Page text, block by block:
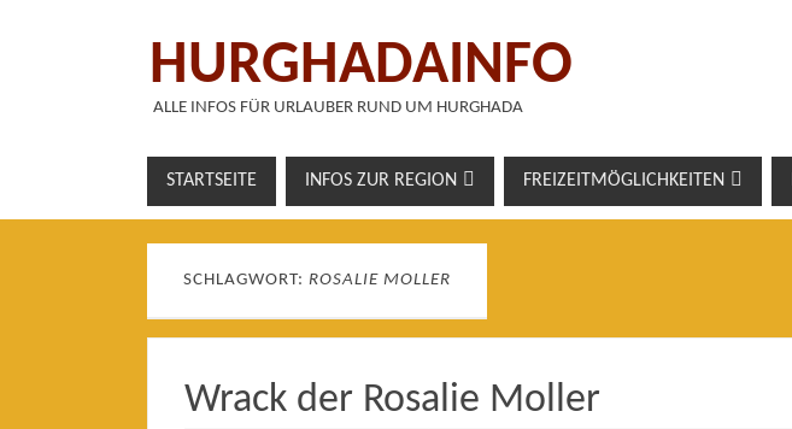
HURGHADAINFO
ALLE INFOS FÜR URLAUBER RUND UM HURGHADA
STARTSEITE INFOS ZUR REGION FREIZEITMÖGLICHKEITEN
SCHLAGWORT: ROSALIE MOLLER
Wrack der Rosalie Moller